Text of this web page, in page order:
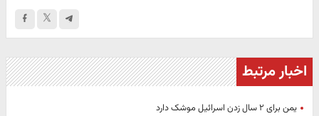
اخبار مرتبط
یمن برای ۲ سال زدن اسرائیل موشک دارد